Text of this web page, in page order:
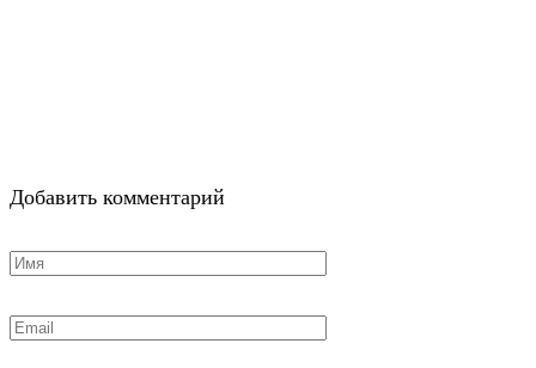
Добавить комментарий
Имя
Email